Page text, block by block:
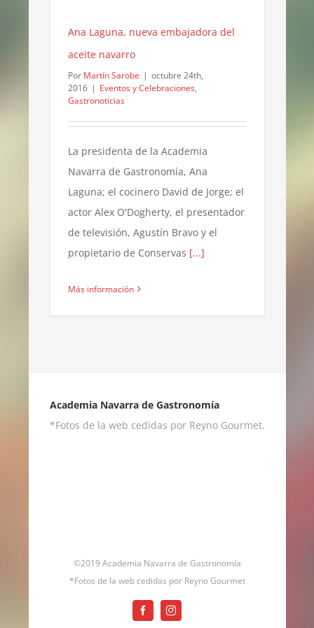
Ana Laguna, nueva embajadora del
aceite navarro
Por Martín Sarobe | octubre 24th,
2016 | Eventos y Celebraciones,
Gastronoticias
La presidenta de la Academia
Navarra de Gastronomía, Ana
Laguna; el cocinero David de Jorge; el
actor Alex O'Dogherty, el presentador
de televisión, Agustín Bravo y el
propietario de Conservas [...]
Más información
Academia Navarra de Gastronomía
*Fotos de la web cedidas por Reyno Gourmet.
©2019 Academia Navarra de Gastronomía
*Fotos de la web cedidas por Reyno Gourmet
FacebookInstagram